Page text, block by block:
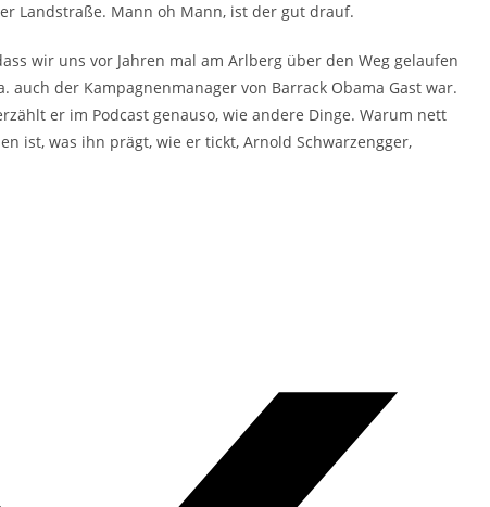
Landstraße. Mann oh Mann, ist der gut drauf.
wir uns vor Jahren mal am Arlberg über den Weg gelaufen
der Kampagnenmanager von Barrack Obama Gast war.
er im Podcast genauso, wie andere Dinge. Warum nett
ist, was ihn prägt, wie er tickt, Arnold Schwarzengger,